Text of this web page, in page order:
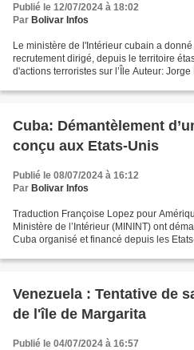
Publié le 12/07/2024 à 18:02
Par Bolivar Infos
Le ministère de l'Intérieur cubain a
recrutement dirigé, depuis le territoire
d'actions terroristes sur l’Île Auteur: Jorge
Cuba: Démantèlement
conçu aux Etats-Unis
Publié le 08/07/2024 à 16:12
Par Bolivar Infos
Traduction Françoise Lopez pour
Ministère de l’Intérieur (MININT) ont
Cuba organisé et financé depuis les
Venezuela : Tentative de
de l'île de Margarita
Publié le 04/07/2024 à 16:57